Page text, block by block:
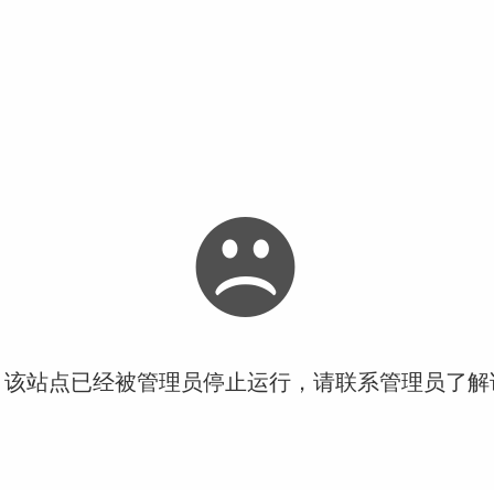
站点已经被管理员停止运行，请联系管理员了